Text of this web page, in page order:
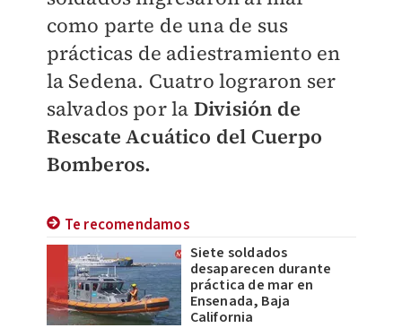
como parte de una de sus
prácticas de adiestramiento en
la Sedena. Cuatro lograron ser
salvados por la División de
Rescate Acuático del Cuerpo
Bomberos.
Te recomendamos
Siete soldados
desaparecen durante
práctica de mar en
Ensenada, Baja
California